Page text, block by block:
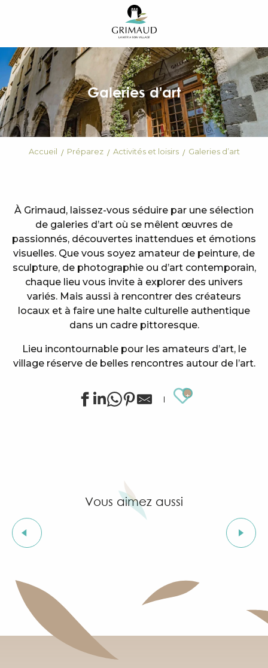
principal
Galeries d'art
Accueil Préparez Activités et loisirs Galeries d’art
À Grimaud, laissez-vous séduire par une sélection
de galeries d’art où se mêlent œuvres de
passionnés, découvertes inattendues et émotions
visuelles. Que vous soyez amateur de peinture, de
sculpture, de photographie ou d’art contemporain,
chaque lieu vous invite à explorer des univers
variés. Mais aussi à rencontrer des créateurs
locaux et à faire une halte culturelle authentique
dans un cadre pittoresque.
Lieu incontournable pour les amateurs d’art, le
village réserve de belles rencontres autour de l’art.
Ajouter
Atelier d'Art Peter Thumm
Galerie A
Vous aimez aussi